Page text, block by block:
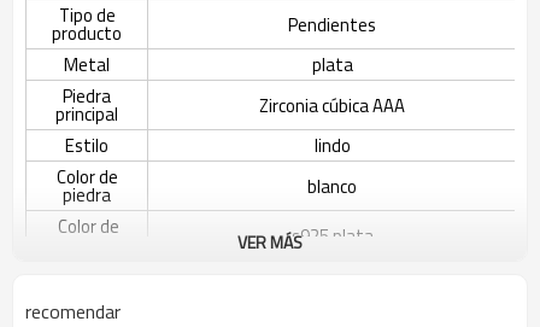
Tipo de
producto
Pendientes
Metal
plata
Piedra
principal
Zirconia cúbica AAA
Estilo
lindo
Color de
piedra
blanco
Color de
s925 plata
VER MÁS
recomendar